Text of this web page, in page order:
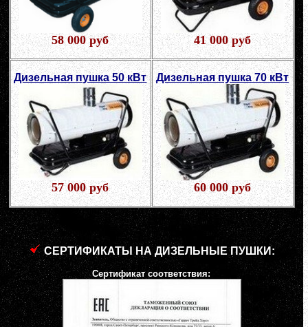
58 000 руб 41 000 руб
Дизельная пушка 50 кВт
57 000 руб
Дизельная пушка 70 кВт
60 000 руб
СЕРТИФИКАТЫ НА ДИЗЕЛЬНЫЕ ПУШКИ:
Сертификат соответствия: